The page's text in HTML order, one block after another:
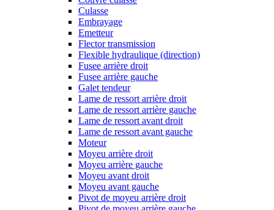
Culasse
Embrayage
Emetteur
Flector transmission
Flexible hydraulique (direction)
Fusee arrière droit
Fusee arrière gauche
Galet tendeur
Lame de ressort arrière droit
Lame de ressort arrière gauche
Lame de ressort avant droit
Lame de ressort avant gauche
Moteur
Moyeu arrière droit
Moyeu arrière gauche
Moyeu avant droit
Moyeu avant gauche
Pivot de moyeu arrière droit